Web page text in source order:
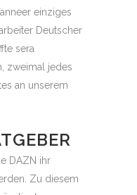
einziges
Deutscher
sera
zweimal jedes
an unserem
DAZN ihr
Zu diesem